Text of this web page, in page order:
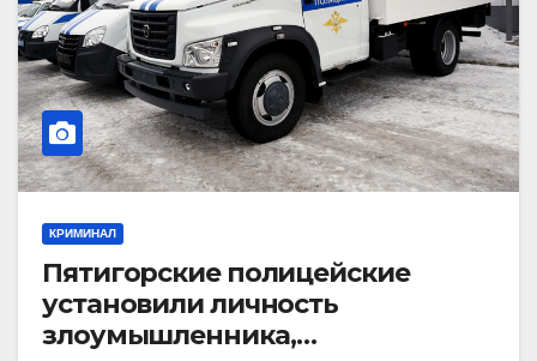
КРИМИНАЛ
Пятигорские полицейские
установили личность
злоумышленника,